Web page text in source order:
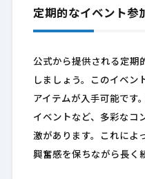
定期的なイベント参
公式から提供される定期
しましょう。このイベン
アイテムが入手可能です
イベントなど、多彩なコ
激があります。これによ
興奮感を保ちながら長く